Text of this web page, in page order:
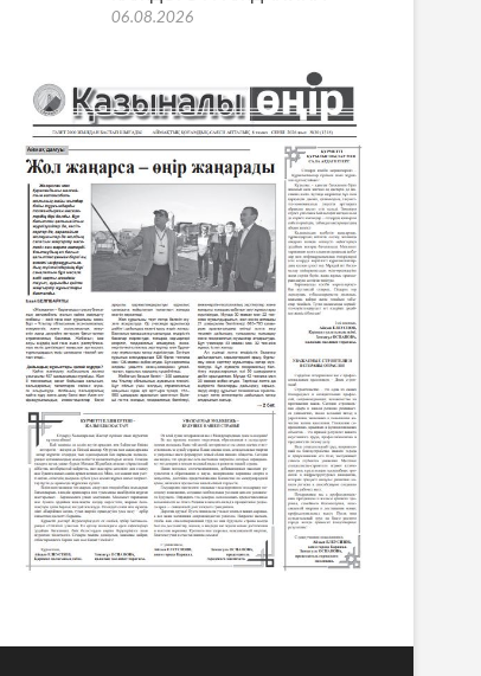
06.08.2026